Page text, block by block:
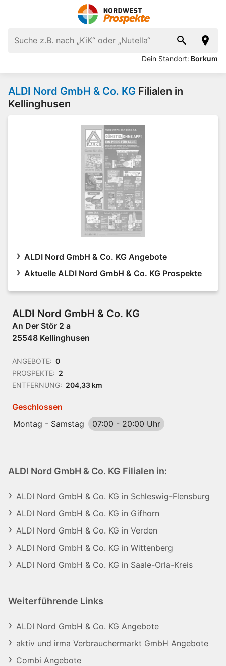
Dein Standort: Borkum
ALDI Nord GmbH & Co. KG Filialen in
Kellinghusen
ALDI Nord GmbH & Co. KG Angebote
Aktuelle ALDI Nord GmbH & Co. KG Prospekte
ALDI Nord GmbH & Co. KG
An Der Stör 2 a
25548 Kellinghusen
ANGEBOTE: 0
PROSPEKTE: 2
ENTFERNUNG: 204,33 km
Geschlossen
Montag - Samstag
07:00 - 20:00 Uhr
ALDI Nord GmbH & Co. KG Filialen in:
ALDI Nord GmbH & Co. KG in Schleswig-Flensburg
ALDI Nord GmbH & Co. KG in Gifhorn
ALDI Nord GmbH & Co. KG in Verden
ALDI Nord GmbH & Co. KG in Wittenberg
ALDI Nord GmbH & Co. KG in Saale-Orla-Kreis
Weiterführende Links
ALDI Nord GmbH & Co. KG Angebote
aktiv und irma Verbrauchermarkt GmbH Angebote
Combi Angebote